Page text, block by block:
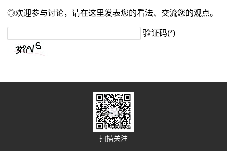
◎欢迎参与讨论，请在这里发表您的看法、交流您的观点。
验证码(*)
扫描关注